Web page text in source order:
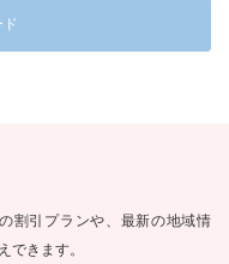
割引プランや、最新の地域情
できます。